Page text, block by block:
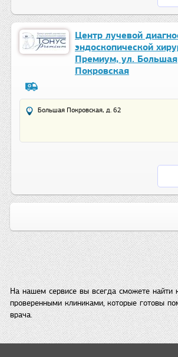
Центр лучевой
эндоскопической
Премиум, ул. Большая
Покровская
Большая Покровская, д. 62
На нашем сервисе вы всегда сможете
проверенными клиниками, которые готовы
врача.